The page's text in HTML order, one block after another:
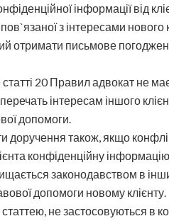
інформації від
з інтересами нового
отримати письмове
20 Правил адвокат не
інтересам іншого
допомоги.
доручення також, якщо
конфіденційну
законодавством в
допомоги новому клієнту.
не застосовуються в